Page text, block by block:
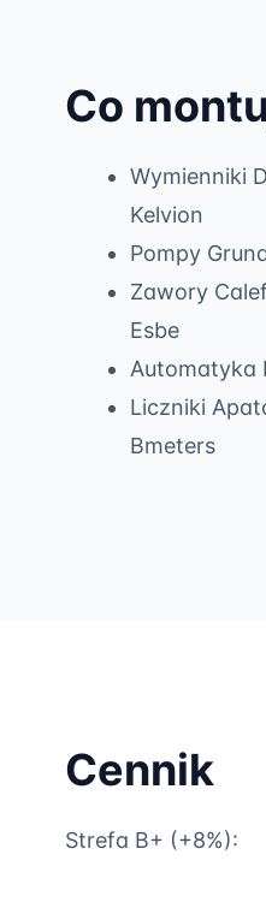
Co
Wymienniki
Kelvion
Pompy
Zawory
Esbe
Automatyka
Liczniki
Bmeters
Cennik
Strefa B+ (+8%):